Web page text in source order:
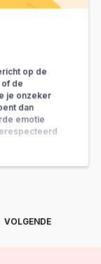
op de
de
je onzeker
dan
emotie
VOLGENDE